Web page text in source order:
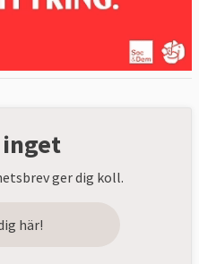
inget
ger dig koll.
här!